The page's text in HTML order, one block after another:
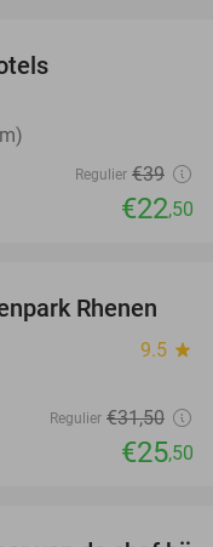
Regulier €39
€22,50
19%
Rhenen
9.5 star
Regulier €31,50
€25,50